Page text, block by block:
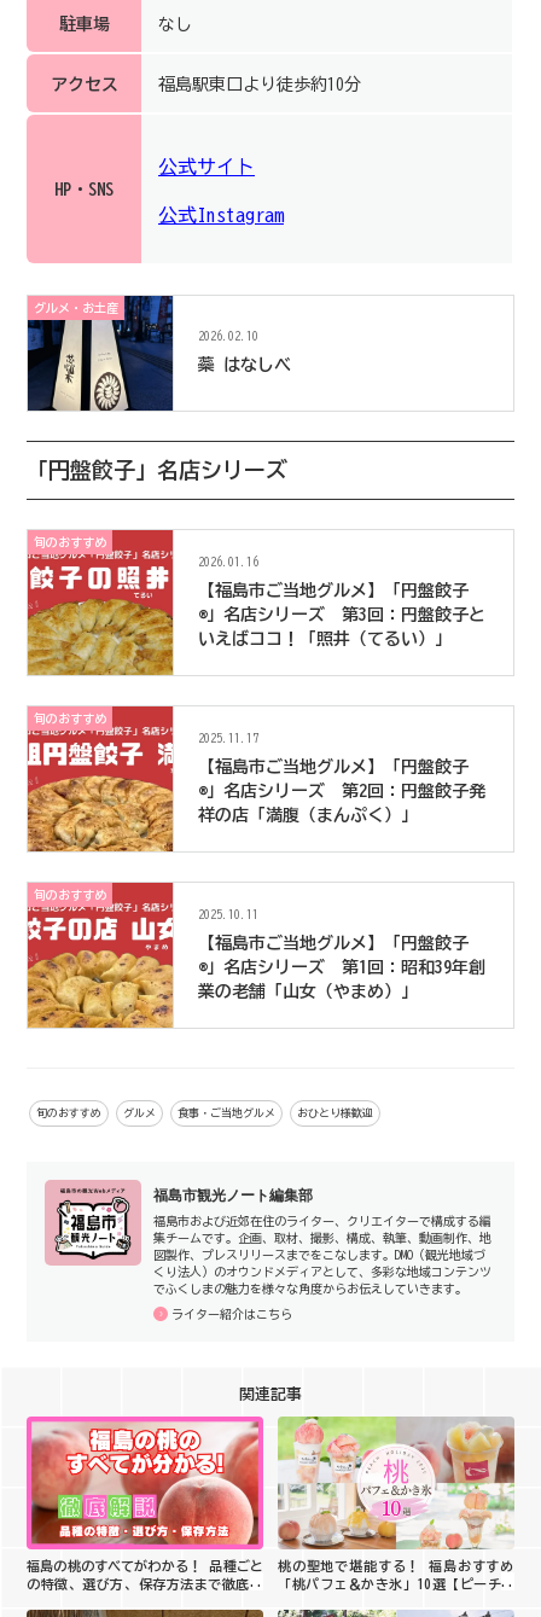
駐車場 なし
アクセス 福島駅東口より徒歩約10分
HP・SNS
公式サイト
公式Instagram
グルメ・お土産
2026.02.10
蘂 はなしべ
「円盤餃子」名店シリーズ
旬のおすすめ
2026.01.16
【福島市ご当地グルメ】「円盤餃子
®」名店シリーズ 第3回：円盤餃子と
いえばココ！「照井（てるい）」
旬のおすすめ
2025.11.17
【福島市ご当地グルメ】「円盤餃子
®」名店シリーズ 第2回：円盤餃子発
祥の店「満腹（まんぷく）」
旬のおすすめ
2025.10.11
【福島市ご当地グルメ】「円盤餃子
®」名店シリーズ 第1回：昭和39年創
業の老舗「山女（やまめ）」
旬のおすすめ グルメ 食事・ご当地グルメ おひとり様歓迎
福島市観光ノート編集部
福島市および近郊在住のライター、クリエイターで構成する編
集チームです。企画、取材、撮影、構成、執筆、動画制作、地
図製作、プレスリリースまでをこなします。DMO（観光地域づ
くり法人）のオウンドメディアとして、多彩な地域コンテンツ
でふくしまの魅力を様々な角度からお伝えしていきます。
ライター紹介はこちら
関連記事
福島の桃のすべてがわかる！ 品種ごと
の特徴、選び方、保存方法まで徹底解
桃の聖地で堪能する！ 福島おすすめ
「桃パフェ＆かき氷」10選【ピーチホ